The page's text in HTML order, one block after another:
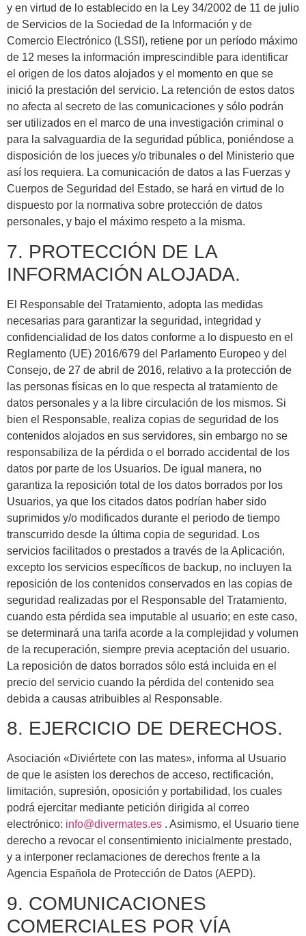
y en virtud de lo establecido en la Ley 34/2002 de 11 de julio
de Servicios de la Sociedad de la Información y de
Comercio Electrónico (LSSI), retiene por un período máximo
de 12 meses la información imprescindible para identificar
el origen de los datos alojados y el momento en que se
inició la prestación del servicio. La retención de estos datos
no afecta al secreto de las comunicaciones y sólo podrán
ser utilizados en el marco de una investigación criminal o
para la salvaguardia de la seguridad pública, poniéndose a
disposición de los jueces y/o tribunales o del Ministerio que
así los requiera. La comunicación de datos a las Fuerzas y
Cuerpos de Seguridad del Estado, se hará en virtud de lo
dispuesto por la normativa sobre protección de datos
personales, y bajo el máximo respeto a la misma.
7. PROTECCIÓN DE LA
INFORMACIÓN ALOJADA.
El Responsable del Tratamiento, adopta las medidas
necesarias para garantizar la seguridad, integridad y
confidencialidad de los datos conforme a lo dispuesto en el
Reglamento (UE) 2016/679 del Parlamento Europeo y del
Consejo, de 27 de abril de 2016, relativo a la protección de
las personas físicas en lo que respecta al tratamiento de
datos personales y a la libre circulación de los mismos. Si
bien el Responsable, realiza copias de seguridad de los
contenidos alojados en sus servidores, sin embargo no se
responsabiliza de la pérdida o el borrado accidental de los
datos por parte de los Usuarios. De igual manera, no
garantiza la reposición total de los datos borrados por los
Usuarios, ya que los citados datos podrían haber sido
suprimidos y/o modificados durante el periodo de tiempo
transcurrido desde la última copia de seguridad. Los
servicios facilitados o prestados a través de la Aplicación,
excepto los servicios específicos de backup, no incluyen la
reposición de los contenidos conservados en las copias de
seguridad realizadas por el Responsable del Tratamiento,
cuando esta pérdida sea imputable al usuario; en este caso,
se determinará una tarifa acorde a la complejidad y volumen
de la recuperación, siempre previa aceptación del usuario.
La reposición de datos borrados sólo está incluida en el
precio del servicio cuando la pérdida del contenido sea
debida a causas atribuibles al Responsable.
8. EJERCICIO DE DERECHOS.
Asociación «Diviértete con las mates», informa al Usuario
de que le asisten los derechos de acceso, rectificación,
limitación, supresión, oposición y portabilidad, los cuales
podrá ejercitar mediante petición dirigida al correo
electrónico: info@divermates.es . Asimismo, el Usuario tiene
derecho a revocar el consentimiento inicialmente prestado,
y a interponer reclamaciones de derechos frente a la
Agencia Española de Protección de Datos (AEPD).
9. COMUNICACIONES
COMERCIALES POR VÍA